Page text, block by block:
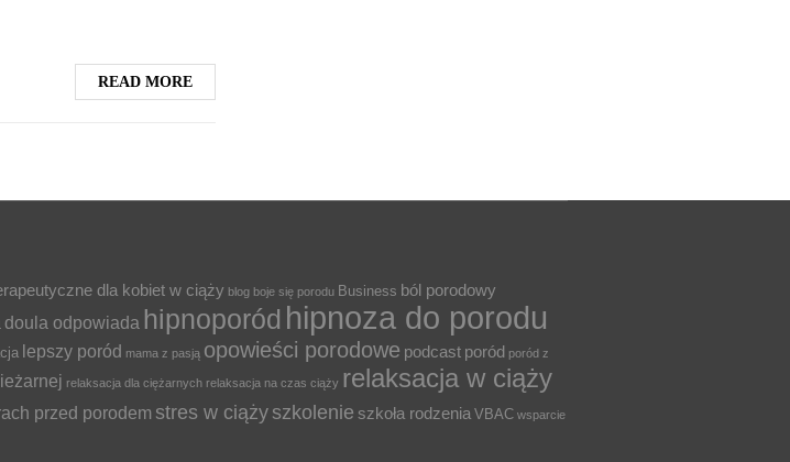
READ MORE
dla kobiet w ciąży blog boje się porodu Business ból porodowy
doula odpowiada hipnoporód hipnoza do porodu
lepszy poród mama z pasją opowieści porodowe podcast poród poród z
relaksacja dla ciężarnych relaksacja na czas ciąży relaksacja w ciąży
przed porodem stres w ciąży szkolenie szkoła rodzenia VBAC wsparcie